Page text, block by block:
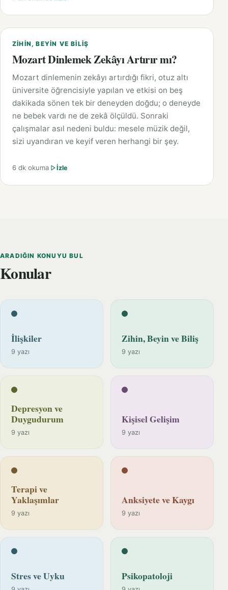
ZIHIN, BEYIN VE BILIŞ
Mozart Dinlemek Zekâyı Artırır mı?
Mozart dinlemenin zekâyı artırdığı fikri, otuz altı
üniversite öğrencisiyle yapılan ve etkisi on beş
dakikada sönen tek bir deneyden doğdu; o deneyde
ne bebek vardı ne de zekâ ölçüldü. Sonraki
çalışmalar asıl nedeni buldu: mesele müzik değil,
sizi uyandıran ve keyif veren herhangi bir şey.
6 dk okuma İzle
ARADIĞIN KONUYU BUL
Konular
İlişkiler
9 yazı
Zihin, Beyin ve Biliş
9 yazı
Depresyon ve
Duygudurum
9 yazı
Kişisel Gelişim
9 yazı
Terapi ve
Yaklaşımlar
9 yazı
Anksiyete ve Kaygı
9 yazı
Stres ve Uyku Psikopatoloji